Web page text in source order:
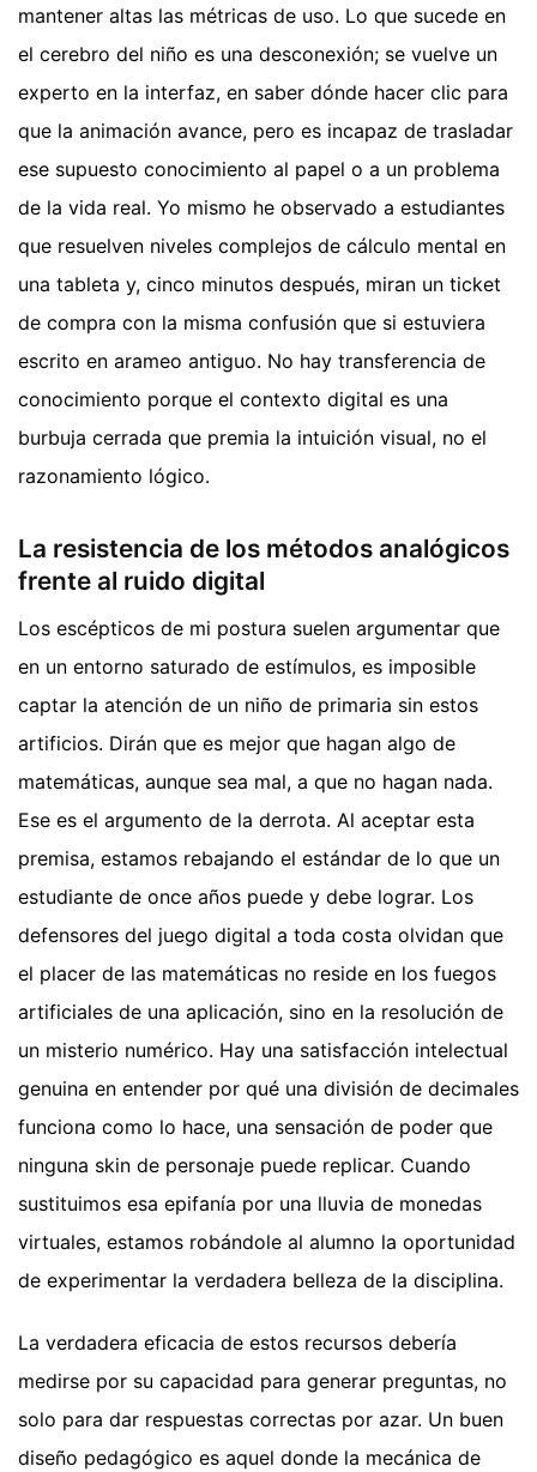
mantener altas las métricas de uso. Lo que sucede en
el cerebro del niño es una desconexión; se vuelve un
experto en la interfaz, en saber dónde hacer clic para
que la animación avance, pero es incapaz de trasladar
ese supuesto conocimiento al papel o a un problema
de la vida real. Yo mismo he observado a estudiantes
que resuelven niveles complejos de cálculo mental en
una tableta y, cinco minutos después, miran un ticket
de compra con la misma confusión que si estuviera
escrito en arameo antiguo. No hay transferencia de
conocimiento porque el contexto digital es una
burbuja cerrada que premia la intuición visual, no el
razonamiento lógico.
La resistencia de los métodos analógicos
frente al ruido digital
Los escépticos de mi postura suelen argumentar que
en un entorno saturado de estímulos, es imposible
captar la atención de un niño de primaria sin estos
artificios. Dirán que es mejor que hagan algo de
matemáticas, aunque sea mal, a que no hagan nada.
Ese es el argumento de la derrota. Al aceptar esta
premisa, estamos rebajando el estándar de lo que un
estudiante de once años puede y debe lograr. Los
defensores del juego digital a toda costa olvidan que
el placer de las matemáticas no reside en los fuegos
artificiales de una aplicación, sino en la resolución de
un misterio numérico. Hay una satisfacción intelectual
genuina en entender por qué una división de decimales
funciona como lo hace, una sensación de poder que
ninguna skin de personaje puede replicar. Cuando
sustituimos esa epifanía por una lluvia de monedas
virtuales, estamos robándole al alumno la oportunidad
de experimentar la verdadera belleza de la disciplina.
La verdadera eficacia de estos recursos debería
medirse por su capacidad para generar preguntas, no
solo para dar respuestas correctas por azar. Un buen
diseño pedagógico es aquel donde la mecánica de